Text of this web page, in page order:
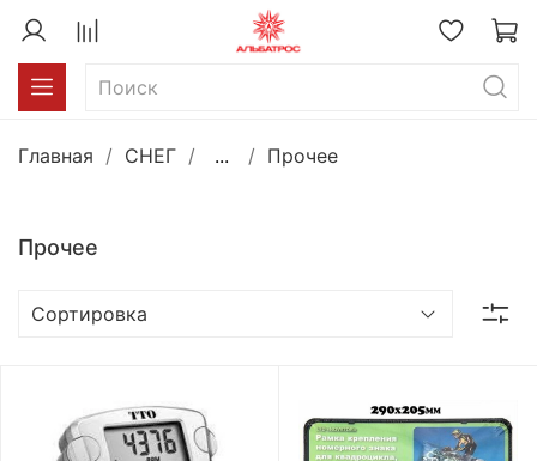
Главная СНЕГ ... Прочее
Прочее